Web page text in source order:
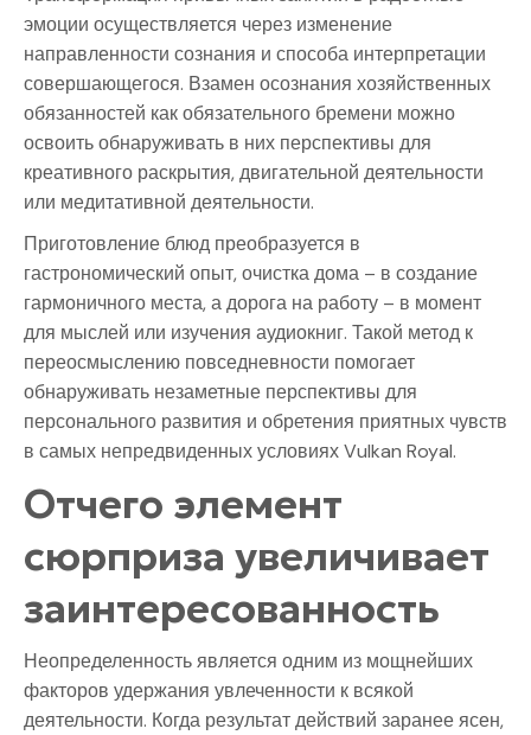
эмоции осуществляется через изменение
направленности сознания и способа интерпретации
совершающегося. Взамен осознания хозяйственных
обязанностей как обязательного бремени можно
освоить обнаруживать в них перспективы для
креативного раскрытия, двигательной деятельности
или медитативной деятельности.
Приготовление блюд преобразуется в
гастрономический опыт, очистка дома – в создание
гармоничного места, а дорога на работу – в момент
для мыслей или изучения аудиокниг. Такой метод к
переосмыслению повседневности помогает
обнаруживать незаметные перспективы для
персонального развития и обретения приятных чувств
в самых непредвиденных условиях Vulkan Royal.
Отчего элемент
сюрприза увеличивает
заинтересованность
Неопределенность является одним из мощнейших
факторов удержания увлеченности к всякой
деятельности. Когда результат действий заранее ясен,